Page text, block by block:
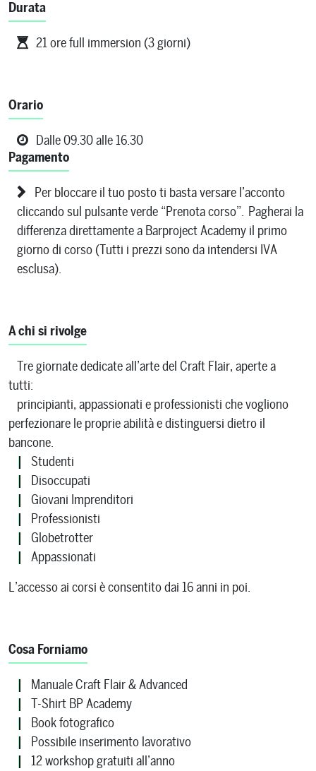
Durata
21 ore full immersion (3 giorni)
Orario
Dalle 09.30 alle 16.30
Pagamento
Per bloccare il tuo posto ti basta versare l’acconto
cliccando sul pulsante verde “Prenota corso”. Pagherai la
differenza direttamente a Barproject Academy il primo
giorno di corso (Tutti i prezzi sono da intendersi IVA
esclusa).
A chi si rivolge
Tre giornate dedicate all’arte del Craft Flair, aperte a
tutti:
principianti, appassionati e professionisti che vogliono
perfezionare le proprie abilità e distinguersi dietro il
bancone.
Studenti
Disoccupati
Giovani Imprenditori
Professionisti
Globetrotter
Appassionati
L’accesso ai corsi è consentito dai 16 anni in poi.
Cosa Forniamo
Manuale Craft Flair & Advanced
T-Shirt BP Academy
Book fotografico
Possibile inserimento lavorativo
12 workshop gratuiti all’anno